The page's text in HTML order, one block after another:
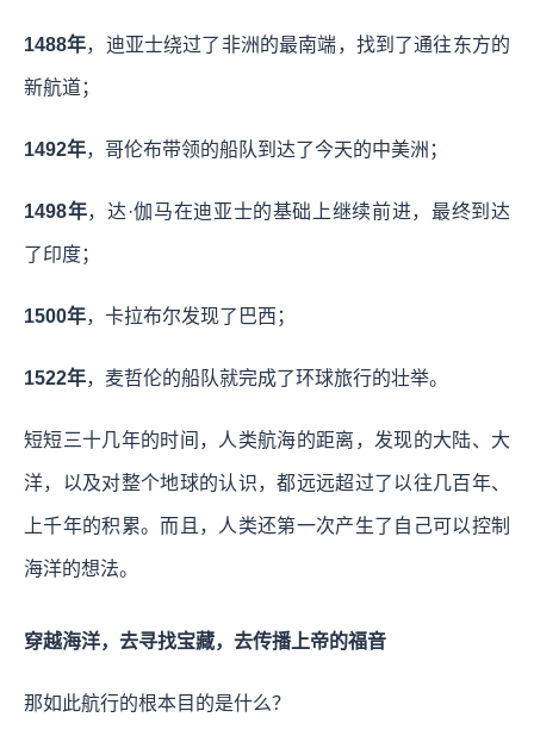
1488年，迪亚士绕过了非洲的最南端，找到了通往东方的
新航道；
1492年，哥伦布带领的船队到达了今天的中美洲；
1498年，达·伽马在迪亚士的基础上继续前进，最终到达
了印度；
1500年，卡拉布尔发现了巴西；
1522年，麦哲伦的船队就完成了环球旅行的壮举。
短短三十几年的时间，人类航海的距离，发现的大陆、大
洋，以及对整个地球的认识，都远远超过了以往几百年、
上千年的积累。而且，人类还第一次产生了自己可以控制
海洋的想法。
穿越海洋，去寻找宝藏，去传播上帝的福音
那如此航行的根本目的是什么？